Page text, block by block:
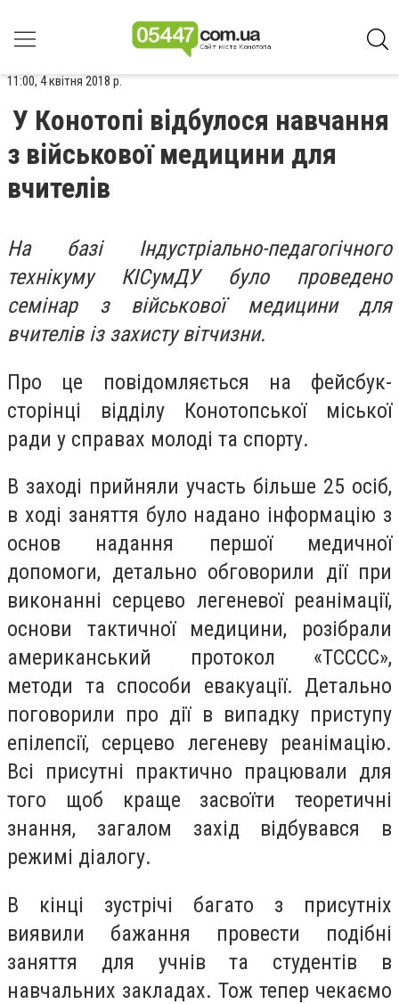
11:00, 4 квітня 2018 р.
У Конотопі відбулося навчання
з військової медицини для
вчителів
На базі Індустріально-педагогічного
технікуму КІСумДУ було проведено
семінар з військової медицини для
вчителів із захисту вітчизни.
Про це повідомляється на фейсбук-
сторінці відділу Конотопської міської
ради у справах молоді та спорту.
В заході прийняли участь більше 25 осіб,
в ході заняття було надано інформацію з
основ надання першої медичної
допомоги, детально обговорили дії при
виконанні серцево легеневої реанімації,
основи тактичної медицини, розібрали
американський протокол «ТСССС»,
методи та способи евакуації. Детально
поговорили про дії в випадку приступу
епілепсії, серцево легеневу реанімацію.
Всі присутні практично працювали для
того щоб краще засвоїти теоретичні
знання, загалом захід відбувався в
режимі діалогу.
В кінці зустрічі багато з присутніх
виявили бажання провести подібні
заняття для учнів та студентів в
навчальних закладах. Тож тепер чекаємо